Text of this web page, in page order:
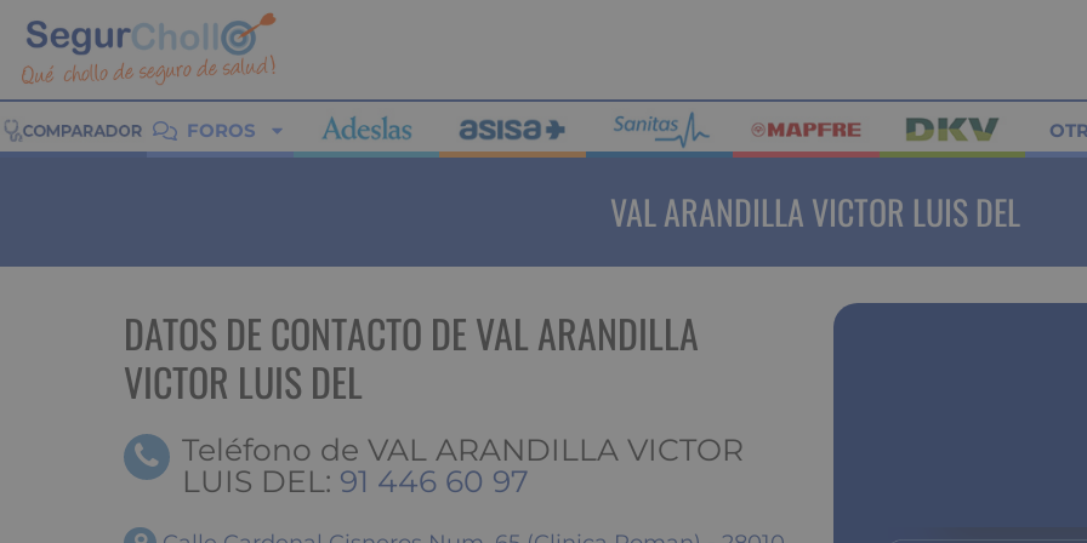
FOROS
VAL ARANDILLA VICTOR LUIS DEL
DATOS DE CONTACTO DE VAL ARANDILLA
VICTOR LUIS DEL
Teléfono de VAL ARANDILLA VICTOR
LUIS DEL: 91 446 60 97